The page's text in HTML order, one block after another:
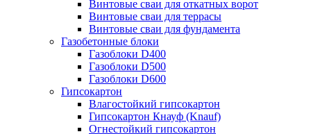
Винтовые сваи для откатных ворот
Винтовые сваи для террасы
Винтовые сваи для фундамента
Газобетонные блоки
Газоблоки D400
Газоблоки D500
Газоблоки D600
Гипсокартон
Влагостойкий гипсокартон
Гипсокартон Кнауф (Knauf)
Огнестойкий гипсокартон